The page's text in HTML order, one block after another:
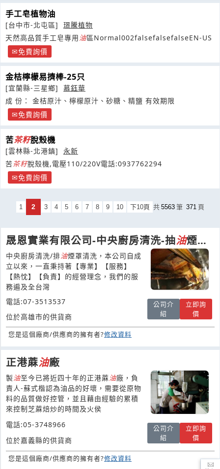
手工皂植物油
[台中市-北屯區]
璟騰植物
天然高品質手工皂專用油區Normal002falsefalsefalseEN-US
免費詢價
金桔檸檬易擠棒-25只
[宜蘭縣-三星鄉]
慕鈺華
成 份： 金桔原汁、檸檬原汁、砂糖、精鹽 有效期限
免費詢價
苦茶籽脫殼機
[雲林縣-北港鎮]
永新
苦茶籽脫殼機,電壓110/220V電話:0937762294
免費詢價
1 2 3 4 5 6 7 8 9 10 下10頁 共 5563 筆 371 頁
晟恩實業有限公司-中央廚房清洗-抽油煙機
清洗-油煙罩清洗-油煙管路清洗
中央廚房清洗/排油煙罩清洗，本公司自成
立以來，一直秉持著【專業】【服務】
【熱忱】【負責】的經營理念，我們的服
務遍及全台灣
電話:07-3513537
位於高雄市的供貨商
公司介
紹
立即詢
價
您是這個廠商/供應商的擁有者?修改資料
正港蔴油廠
製油至今已將近四十年的正港蔴油廠，負
責人-蘇式楷認為油品的好壞，需要從原物
料的品質做好控管，並且藉由經驗的累積
來控制芝蔴焙炒的時間及火侯
電話:05-3748966
位於嘉義縣的供貨商
公司介
紹
立即詢
價
您是這個廠商/供應商的擁有者?修改資料